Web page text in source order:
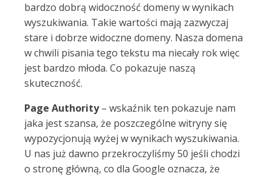
bardzo dobrą widoczność domeny w wynikach
wyszukiwania. Takie wartości mają zazwyczaj
stare i dobrze widoczne domeny. Nasza domena
w chwili pisania tego tekstu ma niecały rok więc
jest bardzo młoda. Co pokazuje naszą
skuteczność.
Page Authority– wskaźnik ten pokazuje nam
jaka jest szansa, że poszczególne witryny się
wypozycjonują wyżej w wynikach wyszukiwania.
U nas już dawno przekroczyliśmy 50 jeśli chodzi
o stronę główną, co dla Google oznacza, że